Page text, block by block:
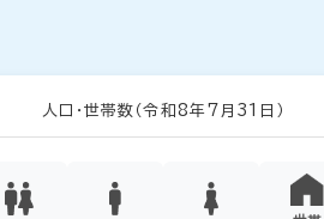
人口・世帯数 （令和8年7月31日）